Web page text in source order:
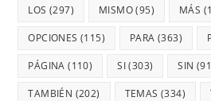
LOS (297) MISMO(95) MÁS
OPCIONES (115) PARA (363)
PÁGINA (110) SI(303) SIN
TAMBIÉN (202) TEMAS (334)